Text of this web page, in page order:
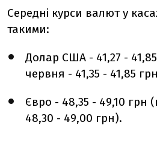
Середні курси валют у
такими:
Долар США - 41,27 -
червня - 41,35 - 41,85
Євро - 48,35 - 49,10 грн
48,30 - 49,00 грн).